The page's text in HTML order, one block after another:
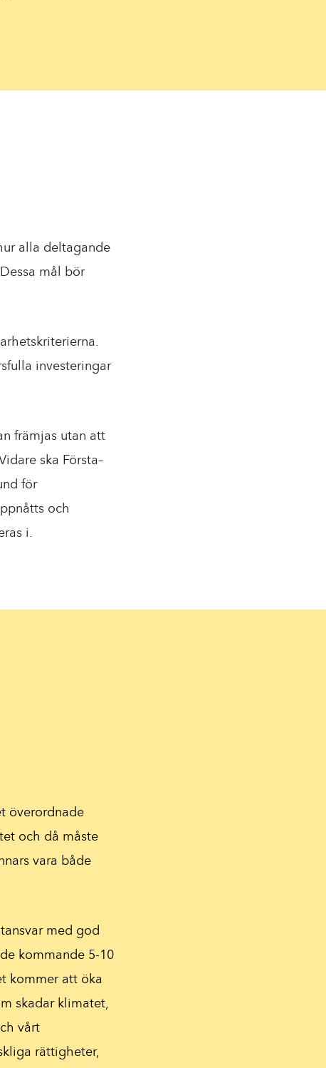
alla deltagande
mål bör
investeringar
främjas utan att
ska Första–
för
och
i.
överordnade
och då måste
vara både
med god
kommande 5-10
kommer att öka
skadar klimatet,
vårt
rättigheter,